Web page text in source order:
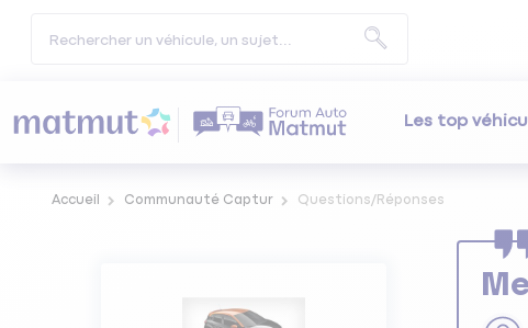
Les top
Accueil Communauté Captur Questions/Réponses